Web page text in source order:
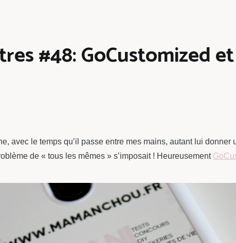
#48: GoCustomized
avec le temps qu’il passe entre mes mains, autant lui
de « tous les mêmes » s’imposait ! Heureusement